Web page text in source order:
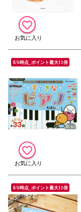
8/6時点_ポイント最大11倍
8/6時点_ポイント最大11倍